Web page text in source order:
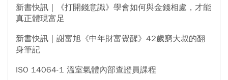
新書快訊｜《打開錢意識》學會如何與金錢相處，才能
真正體現富足
新書快訊｜謝富旭《中年財富覺醒》42歲窮大叔的翻
身筆記
ISO 14064-1 溫室氣體內部查證員課程